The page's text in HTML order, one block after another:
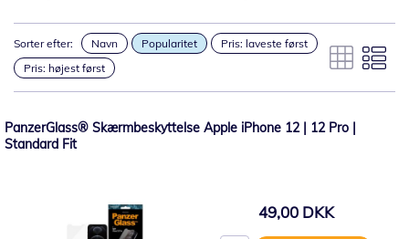
Sorter efter: Navn Popularitet
Pris: laveste først
Pris: højest først
PanzerGlass® Skærmbeskyttelse Apple iPhone 12 | 12 Pro |
Standard Fit
49,00 DKK